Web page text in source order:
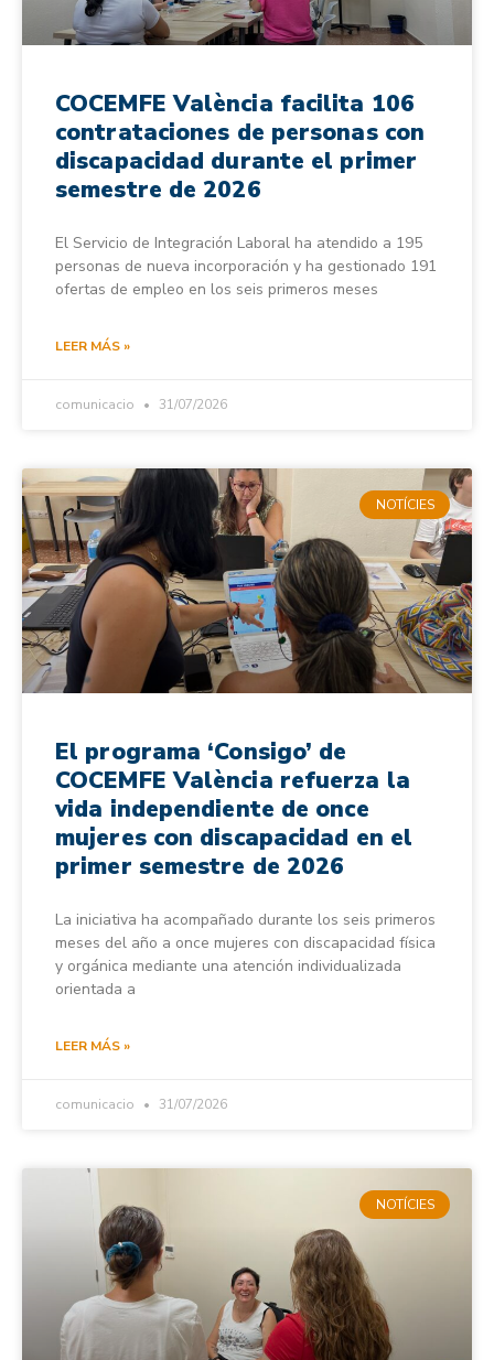
COCEMFE València facilita 106
contrataciones de personas con
discapacidad durante el primer
semestre de 2026
El Servicio de Integración Laboral ha atendido a 195
personas de nueva incorporación y ha gestionado 191
ofertas de empleo en los seis primeros meses
LEER MÁS »
comunicacio 31/07/2026
NOTÍCIES
El programa ‘Consigo’ de
COCEMFE València refuerza la
vida independiente de once
mujeres con discapacidad en el
primer semestre de 2026
La iniciativa ha acompañado durante los seis primeros
meses del año a once mujeres con discapacidad física
y orgánica mediante una atención individualizada
orientada a
LEER MÁS »
comunicacio 31/07/2026
NOTÍCIES